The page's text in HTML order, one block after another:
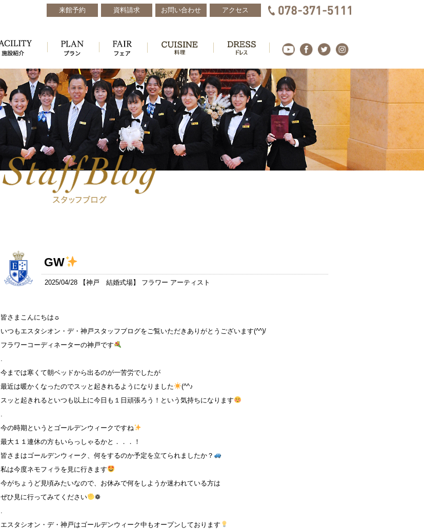
来館予約 資料請求 お問い合わせ アクセス
GW
2025/04/28 【神戸 結婚式場】 フラワー アーティスト
皆さまこんにちは☼
いつもエスタシオン・デ・神戸スタッフブログをご覧いただきありがとうございます(^^)/
フラワーコーディネーターの神戸です
今までは寒くて朝ベッドから出るのが一苦労でしたが
最近は暖かくなったのでスッと起きれるようになりました
(^^♪
スッと起きれるといつも以上に今日も１日頑張ろう！という気持ちになります
今の時期というとゴールデンウィークですね
最大１１連休の方もいらっしゃるかと．．．！
皆さまはゴールデンウィーク、何をするのか予定を立てられましたか？
私は今度ネモフィラを見に行きます
今がちょうど見頃みたいなので、お休みで何をしようか迷われている方は
ぜひ見に行ってみてください
❁
エスタシオン・デ・神戸はゴールデンウィーク中もオープンしております